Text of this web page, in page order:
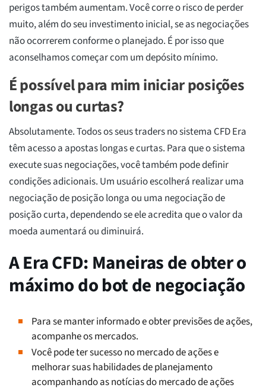
perigos também aumentam. Você corre o risco de perder
muito, além do seu investimento inicial, se as negociações
não ocorrerem conforme o planejado. É por isso que
aconselhamos começar com um depósito mínimo.
É possível para mim iniciar posições
longas ou curtas?
Absolutamente. Todos os seus traders no sistema CFD Era
têm acesso a apostas longas e curtas. Para que o sistema
execute suas negociações, você também pode definir
condições adicionais. Um usuário escolherá realizar uma
negociação de posição longa ou uma negociação de
posição curta, dependendo se ele acredita que o valor da
moeda aumentará ou diminuirá.
A Era CFD: Maneiras de obter o
máximo do bot de negociação
Para se manter informado e obter previsões de ações,
acompanhe os mercados.
Você pode ter sucesso no mercado de ações e
melhorar suas habilidades de planejamento
acompanhando as notícias do mercado de ações